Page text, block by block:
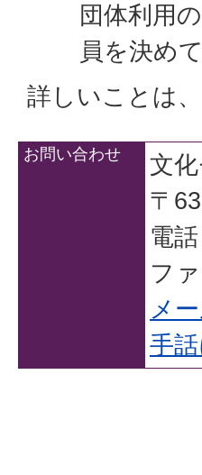
団体利用
員を決め
詳しいことは
お問い合わせ
文
〒
電
フ
メ
手